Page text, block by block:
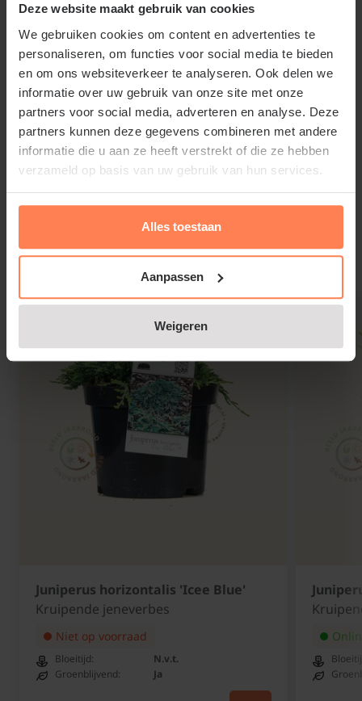
Deze website maakt gebruik van cookies
We gebruiken cookies om content en advertenties te
personaliseren, om functies voor social media te bieden
en om ons websiteverkeer te analyseren. Ook delen we
informatie over uw gebruik van onze site met onze
partners voor social media, adverteren en analyse. Deze
partners kunnen deze gegevens combineren met andere
informatie die u aan ze heeft verstrekt of die ze hebben
verzameld op basis van uw gebruik van hun services.
Alles toestaan
Aanpassen
Weigeren
Gold'
Juniperus media 'Old Gold' staat het liefst in de zon
of halfschaduw; elke goed doorlaatbare, droge of
lichtvochtige bodem is geschikt (zand- of
leemgrond). De tuinplant kan tegen zeewind en
luchtverontreiniging.
Juniperus media 'Old Gold' snoeien
Gerelateerde producten
Juniperus horizontalis 'Icee Blue'
Kruipende jeneverbes
Niet op voorraad
Bloeitijd:
N.v.t.
Groenblijvend:
Ja